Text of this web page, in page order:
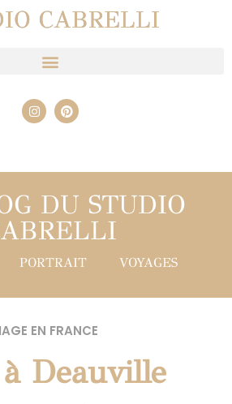
CABRELLI
DU STUDIO
PORTRAIT VOYAGES
EN FRANCE
Deauville